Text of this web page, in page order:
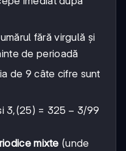
fără virgulă și
de perioadă
de 9 câte cifre sunt
3,(25) = 325-
325 − 3/99
mixte (unde